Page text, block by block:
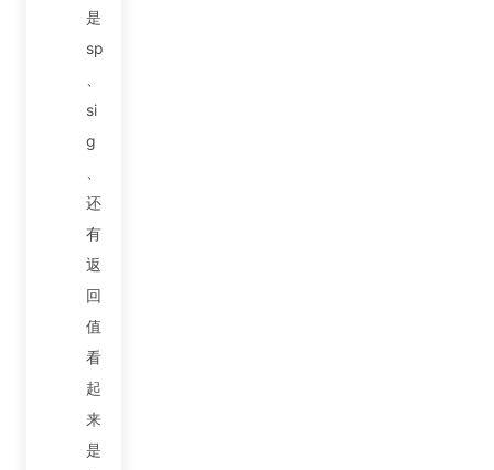
是
sp
si
g
还
有
返
回
值
看
起
来
是